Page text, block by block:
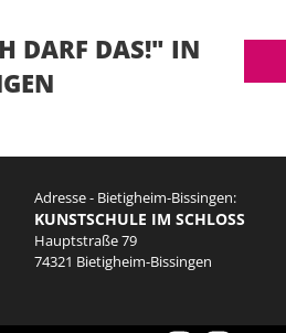
DARF DAS!" IN
Adresse - Bietigheim-Bissingen:
KUNSTSCHULE IM SCHLOSS
Hauptstraße 79
74321 Bietigheim-Bissingen